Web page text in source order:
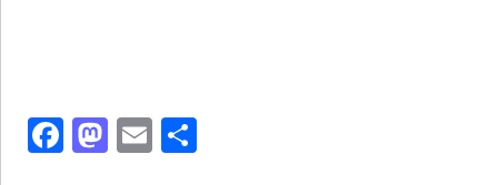
Facebook
Mastodon
Email